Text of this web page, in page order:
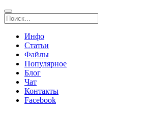
Инфо
Статьи
Файлы
Популярное
Блог
Чат
Контакты
Facebook